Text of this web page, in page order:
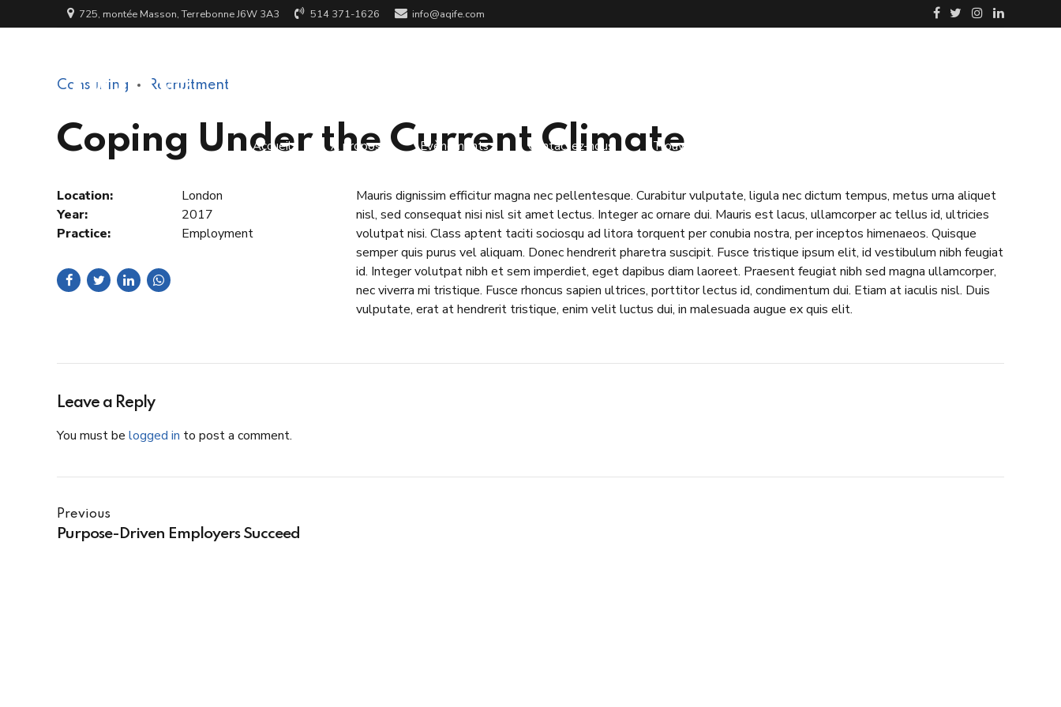
725, montée Masson, Terrebonne J6W 3A3 514 371-1626 info@aqife.com
Accueil À propos Évènements Contactez-nous Trouver un métier
Consulting Recruitment
Coping Under the Current Climate
Mauris dignissim efficitur magna nec pellentesque. Curabitur vulputate, ligula nec dictum tempus, metus urna aliquet
nisl, sed consequat nisi nisl sit amet lectus. Integer ac ornare dui. Mauris est lacus, ullamcorper ac tellus id, ultricies
volutpat nisi. Class aptent taciti sociosqu ad litora torquent per conubia nostra, per inceptos himenaeos. Quisque
semper quis purus vel aliquam. Donec hendrerit pharetra suscipit. Fusce tristique ipsum elit, id vestibulum nibh feugiat
id. Integer volutpat nibh et sem imperdiet, eget dapibus diam laoreet. Praesent feugiat nibh sed magna ullamcorper,
nec viverra mi tristique. Fusce rhoncus sapien ultrices, porttitor lectus id, condimentum dui. Etiam at iaculis nisl. Duis
vulputate, erat at hendrerit tristique, enim velit luctus dui, in malesuada augue ex quis elit.
Location:
London
Year:
2017
Practice:
Employment
Leave a Reply
You must be logged in to post a comment.
Previous
Purpose-Driven Employers Succeed